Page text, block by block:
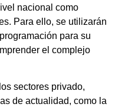
nacional como
Para ello, se utilizarán
para su
el complejo
sectores privado,
de actualidad, como la